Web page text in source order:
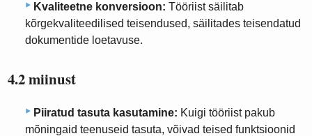
Kvaliteetne konversioon: Tööriist säilitab
kõrgekvaliteedilised teisendused, säilitades teisendatud
dokumentide loetavuse.
4.2 miinust
Piiratud tasuta kasutamine: Kuigi tööriist pakub
mõningaid teenuseid tasuta, võivad teised funktsioonid